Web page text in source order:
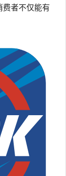
费者不仅能有